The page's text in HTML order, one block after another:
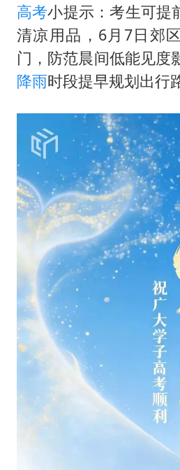
高考小提示：考生可提
清凉用品，6月7日郊
门，防范晨间低能见度
降雨时段提早规划出行